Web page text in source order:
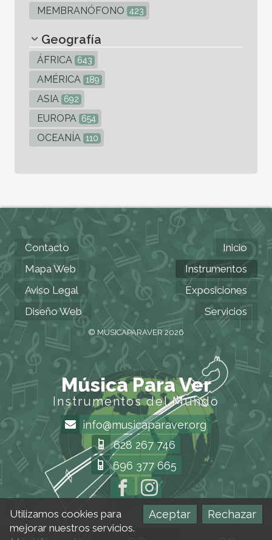
MEMBRANÓFONO 423
Geografía
ÁFRICA 643
AMÉRICA 189
ASIA 692
EUROPA 654
OCEANÍA 110
Contacto
Mapa Web
Aviso Legal
Diseño Web
Inicio
Instrumentos
Exposiciones
Servicios
© MUSICAPARAVER 2026
Música Para Ver
Instrumentos del Mundo
info@musicaparaver.org
628 267 746
696 377 665
Aceptar Rechazar
Utilizamos cookies para
mejorar nuestros servicios.